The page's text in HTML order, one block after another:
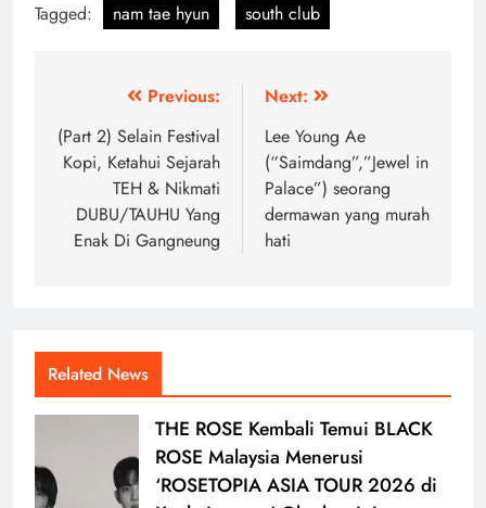
Tagged: nam tae hyun south club
navigation
Previous:
(Part 2) Selain Festival
Kopi, Ketahui Sejarah
TEH & Nikmati
DUBU/TAUHU Yang
Enak Di Gangneung
Next:
Lee Young Ae
(“Saimdang”,”Jewel in
Palace”) seorang
dermawan yang murah
hati
Related News
THE ROSE Kembali Temui BLACK
ROSE Malaysia Menerusi
‘ROSETOPIA ASIA TOUR 2026 di